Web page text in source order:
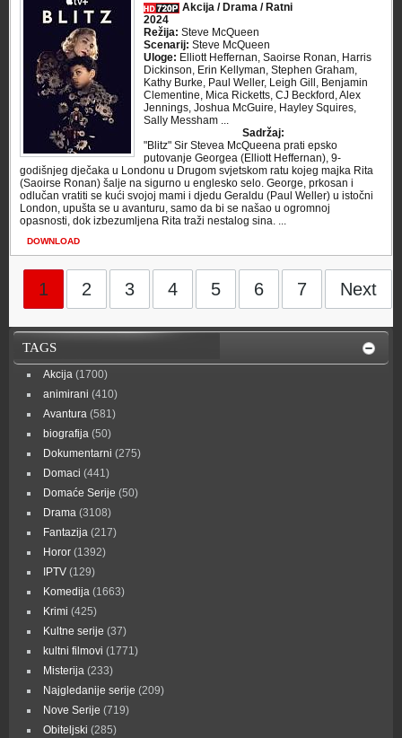
Akcija / Drama / Ratni
2024
Režija: Steve McQueen
Scenarij: Steve McQueen
Uloge: Elliott Heffernan, Saoirse Ronan, Harris
Dickinson, Erin Kellyman, Stephen Graham,
Kathy Burke, Paul Weller, Leigh Gill, Benjamin
Clementine, Mica Ricketts, CJ Beckford, Alex
Jennings, Joshua McGuire, Hayley Squires,
Sally Messham ...
Sadržaj:
"Blitz" Sir Stevea McQueena prati epsko
putovanje Georgea (Elliott Heffernan), 9-
godišnjeg dječaka u Londonu u Drugom svjetskom ratu kojeg majka Rita
(Saoirse Ronan) šalje na sigurno u englesko selo. George, prkosan i
odlučan vratiti se kući svojoj mami i djedu Geraldu (Paul Weller) u istočni
London, upušta se u avanturu, samo da bi se našao u ogromnoj
opasnosti, dok izbezumljena Rita traži nestalog sina. ...
DOWNLOAD
1 2 3 4 5 6 7 Next
TAGS
Akcija (1700)
animirani (410)
Avantura (581)
biografija (50)
Dokumentarni (275)
Domaci (441)
Domaće Serije (50)
Drama (3108)
Fantazija (217)
Horor (1392)
IPTV (129)
Komedija (1663)
Krimi (425)
Kultne serije (37)
kultni filmovi (1771)
Misterija (233)
Najgledanije serije (209)
Nove Serije (719)
Obiteljski (285)